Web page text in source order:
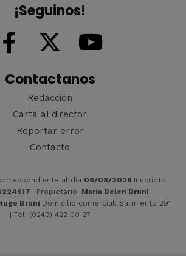
¡Seguinos!
Contactanos
Redacción
Carta al director
Reportar error
Contacto
al día 06/08/2026 Inscripto
| Propietario: María Belen Bruni
Bruni Domicilio comercial: Sarmiento 291
| Tel: (0249) 422 00 27